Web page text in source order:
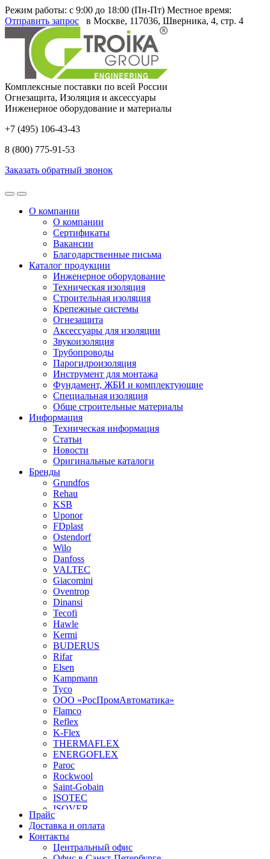
Режим работы: с 9:00 до 18:00 (Пн-Пт) Местное время:
Отправить запрос
в Москве, 117036, Шверника, 4, стр. 4
Комплексные поставки по всей России
Огнезащита, Изоляция и аксессуары
Инженерное оборудование и материалы
+7 (495) 106-43-43
8 (800) 775-91-53
Заказать обратный звонок
О компании
О компании
Сертификаты
Вакансии
Благодарственные письма
Каталог продукции
Инженерное оборудование
Техническая изоляция
Строительная изоляция
Крепежные системы
Огнезащита
Аксессуары для изоляции
Звукоизоляция
Трубопроводы
Парогидроизоляция
Инструмент для монтажа
Фундамент, ЖБИ и комплектующие
Специальная изоляция
Обще строительные материалы
Информация
Техническая информация
Статьи
Новости
Оригинальные каталоги
Бренды
Grundfos
Rehau
KSB
Uponor
FDplast
Ostendorf
Wilo
Danfoss
VALTEC
Giacomini
Oventrop
Dinansi
Tecofi
Hawle
Kermi
BUDERUS
Rifar
Elsen
Kampmann
Tyco
ООО «РосПромАвтоматика»
Flamco
Reflex
K-Flex
THERMAFLEX
ENERGOFLEX
Paroc
Rockwool
Saint-Gobain
ISOTEC
ISOVER
XOTPIPE
ИЗОЛИН
URSA
Завод ЛИТ
Прайс
Доставка и оплата
Контакты
Центральный офис